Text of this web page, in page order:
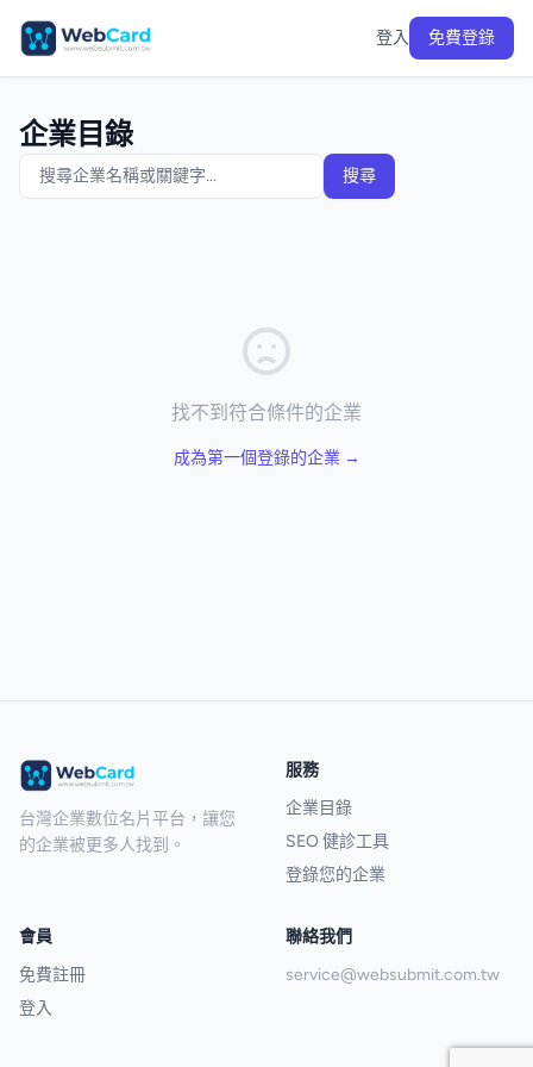
登入 免費登錄
企業目錄
搜尋
找不到符合條件的企業
成為第一個登錄的企業 →
台灣企業數位名片平台，讓您
的企業被更多人找到。
服務
企業目錄
SEO 健診工具
登錄您的企業
會員
免費註冊
登入
聯絡我們
service@websubmit.com.tw